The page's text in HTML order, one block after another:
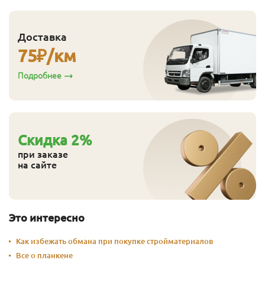
Доставка
75₽/км
Подробнее
Cкидка 2%
при заказе
на сайте
Это интересно
Как избежать обмана при покупке стройматериалов
Все о планкене